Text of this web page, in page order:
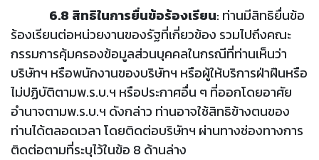
6.8 สิทธิในการยื่นข้อร้องเรียน: ท่านมีสิทธิยื่นข้อ
ร้องเรียนต่อหน่วยงานของรัฐที่เกี่ยวข้อง รวมไปถึงคณะ
กรรมการคุ้มครองข้อมูลส่วนบุคคลในกรณีที่ท่านเห็นว่า
บริษัทฯ หรือพนักงานของบริษัทฯ หรือผู้ให้บริการฝ่าฝืนหรือ
ไม่ปฏิบัติตามพ.ร.บ.ฯ หรือประกาศอื่น ๆ ที่ออกโดยอาศัย
อำนาจตามพ.ร.บ.ฯ ดังกล่าว ท่านอาจใช้สิทธิข้างตนของ
ท่านได้ตลอดเวลา โดยติดต่อบริษัทฯ ผ่านทางช่องทางการ
ติดต่อตามที่ระบุไว้ในข้อ 8 ด้านล่าง